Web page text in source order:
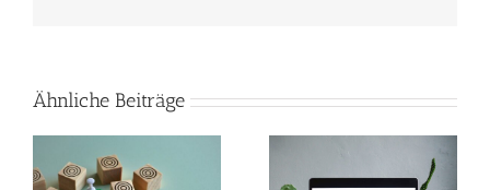
Ähnliche Beiträge